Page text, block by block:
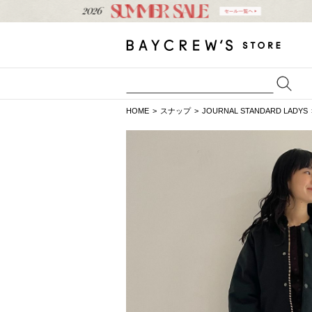
HOME スナップ JOURNAL STANDARD LADYS